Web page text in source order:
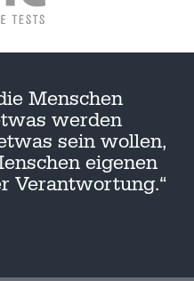
Menschen
werden
sein wollen,
eigenen
Verantwortung.“